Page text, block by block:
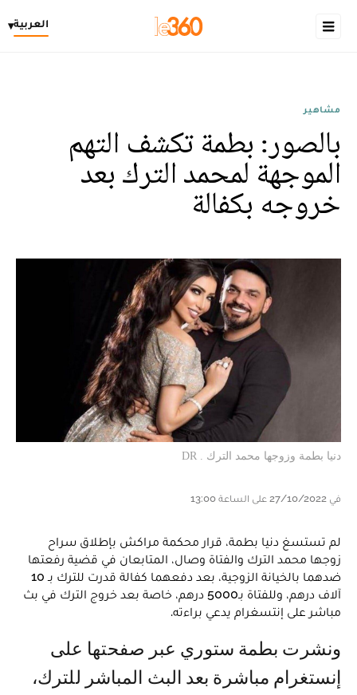
العربية▾
مشاهير
بالصور: بطمة تكشف التهم
الموجهة لمحمد الترك بعد
خروجه بكفالة
دنيا بطمة وزوجها محمد الترك . DR
في 27/10/2022 على الساعة 13:00
لم تستسغ دنيا بطمة، قرار محكمة مراكش بإطلاق سراح
زوجها محمد الترك والفتاة وصال، المتابعان في قضية رفعتها
ضدهما بالخيانة الزوجية، بعد دفعهما كفالة قدرت للترك بـ 10
آلاف درهم، وللفتاة بـ5000 درهم، خاصة بعد خروج الترك في بث
مباشر على إنتسغرام يدعي براءته.
ونشرت بطمة ستوري عبر صفحتها على
إنستغرام مباشرة بعد البث المباشر للترك،